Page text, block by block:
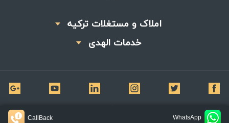
املاک و مستغلات ترکیه
خدمات الهدی
WhatsApp
CallBack